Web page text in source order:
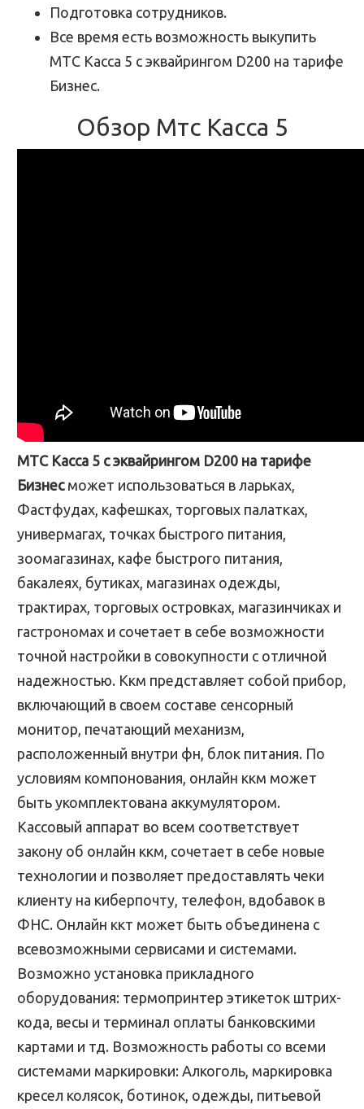
Подготовка сотрудников.
Все время есть возможность выкупить
МТС Касса 5 с эквайрингом D200 на тарифе
Бизнес.
Обзор Мтс Касса 5
МТС Касса 5 с эквайрингом D200 на тарифе
Бизнесможет использоваться в ларьках,
Фастфудах, кафешках, торговых палатках,
универмагах, точках быстрого питания,
зоомагазинах, кафе быстрого питания,
бакалеях, бутиках, магазинах одежды,
трактирах, торговых островках, магазинчиках и
гастрономах и сочетает в себе возможности
точной настройки в совокупности с отличной
надежностью. Ккм представляет собой прибор,
включающий в своем составе сенсорный
монитор, печатающий механизм,
расположенный внутри фн, блок питания. По
условиям компонования, онлайн ккм может
быть укомплектована аккумулятором.
Кассовый аппарат во всем соответствует
закону об онлайн ккм, сочетает в себе новые
технологии и позволяет предоставлять чеки
клиенту на киберпочту, телефон, вдобавок в
ФНС. Онлайн ккт может быть объединена с
всевозможными сервисами и системами.
Возможно установка прикладного
оборудования: термопринтер этикеток штрих-
кода, весы и терминал оплаты банковскими
картами и тд. Возможность работы со всеми
системами маркировки: Алкоголь, маркировка
кресел колясок, ботинок, одежды, питьевой